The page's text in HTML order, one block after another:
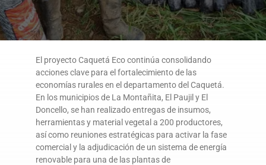
El proyecto Caquetá Eco continúa consolidando
acciones clave para el fortalecimiento de las
economías rurales en el departamento del Caquetá.
En los municipios de La Montañita, El Paujil y El
Doncello, se han realizado entregas de insumos,
herramientas y material vegetal a 200 productores,
así como reuniones estratégicas para activar la fase
comercial y la adjudicación de un sistema de energía
renovable para una de las plantas de